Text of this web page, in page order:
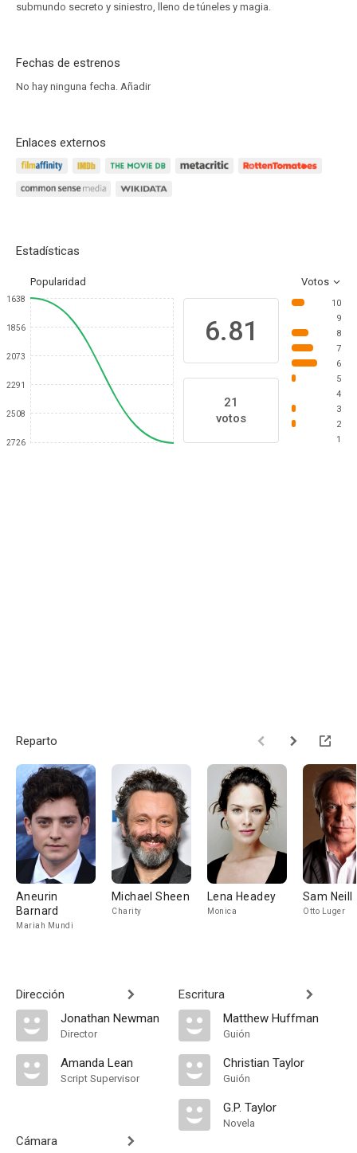
submundo secreto y siniestro, lleno de túneles y magia.
Fechas de estrenos
No hay ninguna fecha. Añadir
Enlaces externos
Estadísticas
Popularidad Votos
1638
1856
2073
2291
2508
2726
6.81
21
votos
10
9
8
7
6
5
4
3
2
1
Reparto
Aneurin
Barnard
Mariah Mundi
Michael Sheen
Charity
Lena Headey
Monica
Sam Neill
Otto Luger
Dirección
Jonathan Newman
Director
Amanda Lean
Script Supervisor
Cámara
Escritura
Matthew Huffman
Guión
Christian Taylor
Guión
G.P. Taylor
Novela